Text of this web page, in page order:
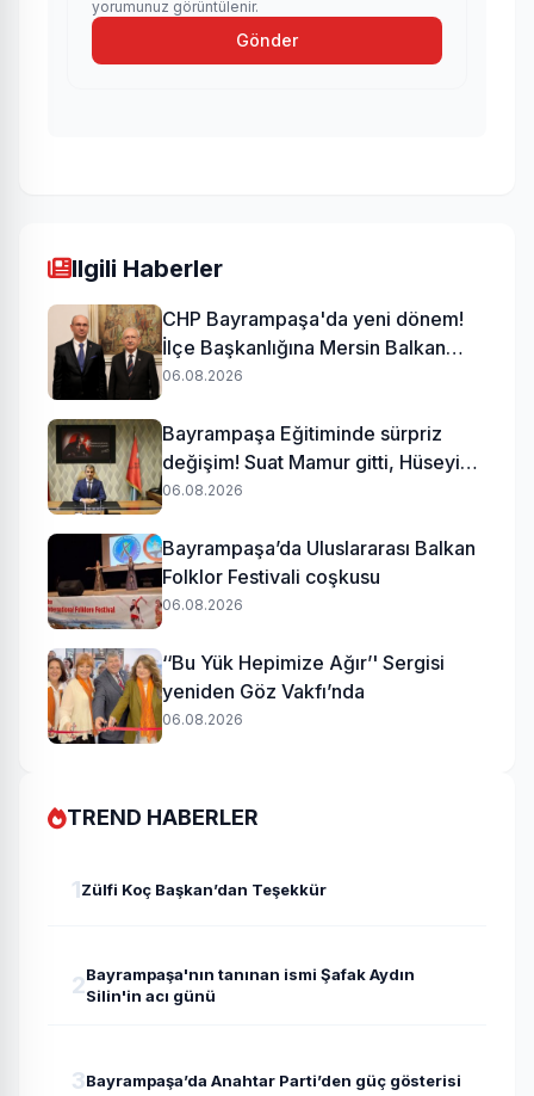
yorumunuz görüntülenir.
Gönder
Ilgili Haberler
CHP Bayrampaşa'da yeni dönem!
İlçe Başkanlığına Mersin Balkan
atandı
06.08.2026
Bayrampaşa Eğitiminde sürpriz
değişim! Suat Mamur gitti, Hüseyin
Aydın geldi
06.08.2026
Bayrampaşa’da Uluslararası Balkan
Folklor Festivali coşkusu
06.08.2026
‘‘Bu Yük Hepimize Ağır’' Sergisi
yeniden Göz Vakfı’nda
06.08.2026
TREND HABERLER
1Zülfi Koç Başkan’dan Teşekkür
2Bayrampaşa'nın tanınan ismi Şafak Aydın
Silin'in acı günü
3Bayrampaşa’da Anahtar Parti’den güç gösterisi